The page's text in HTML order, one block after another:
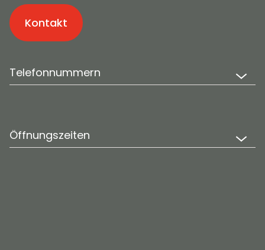
Kontakt
Telefonnummern
Öffnungszeiten